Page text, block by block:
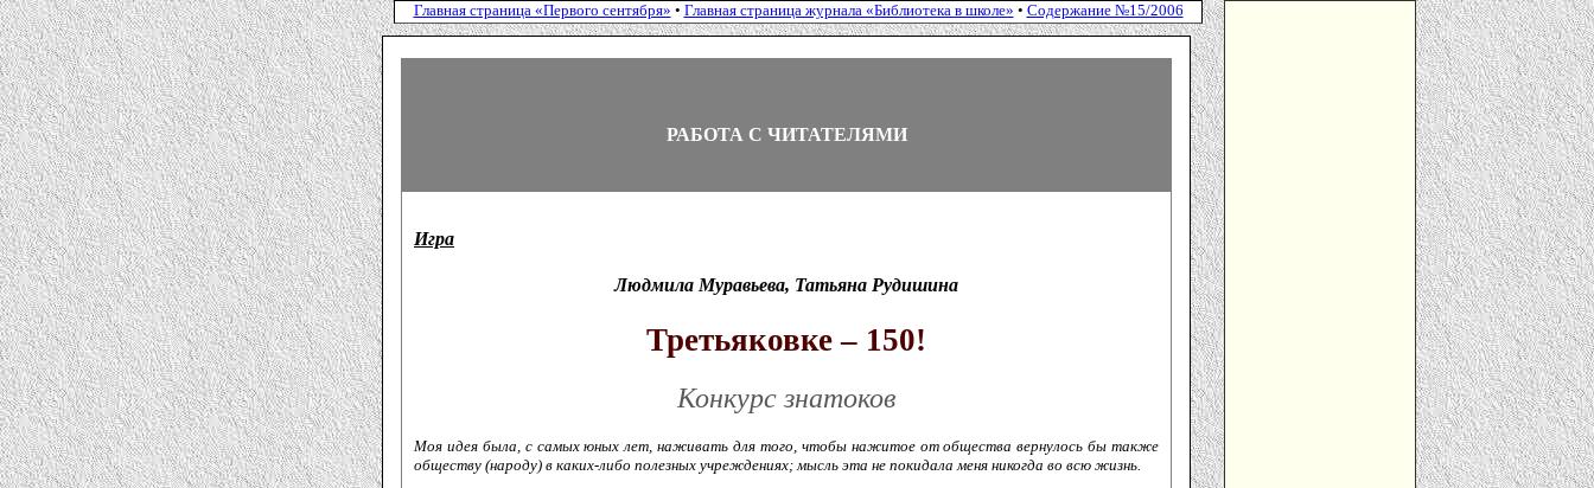
Главная страница «Первого сентября» • Главная страница журнала «Библиотека в школе» • Содержание №15/2006
РАБОТА С ЧИТАТЕЛЯМИ
Игра
Людмила Муравьева, Татьяна Рудишина
Третьяковке – 150!
Конкурс знатоков
Моя идея была, с самых юных лет, наживать для того, чтобы нажитое от общества вернулось бы также
обществу (народу) в каких-либо полезных учреждениях; мысль эта не покидала меня никогда во всю жизнь.